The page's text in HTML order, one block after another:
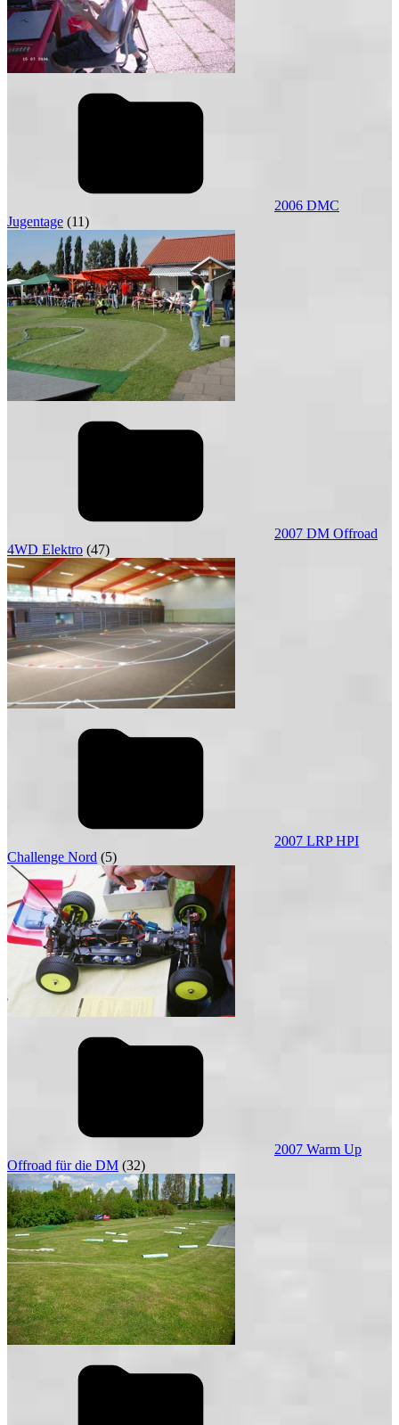
2006 DMC
Jugentage (11)
2007 DM Offroad
4WD Elektro (47)
2007 LRP HPI
Challenge Nord (5)
2007 Warm Up
Offroad für die DM (32)